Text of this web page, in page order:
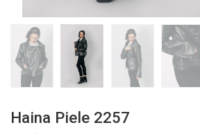
Haina Piele 2257